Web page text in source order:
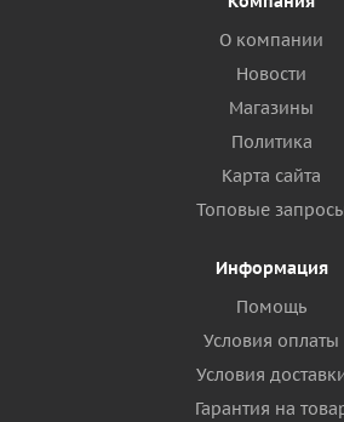
О компании
Новости
Магазины
Политика
Карта сайта
Топовые
Информация
Помощь
Условия оплаты
Условия
Гарантия на